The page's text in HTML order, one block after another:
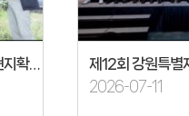
행정문화위원회 공유재산 관리 현지확인 영월풍력발전단지
2026-07-11